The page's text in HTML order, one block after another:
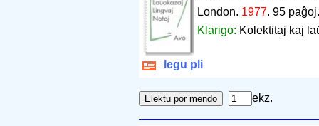
London. 1977. 95 paĝoj
Klarigo: Kolektitaj kaj
legu pli
ekz.